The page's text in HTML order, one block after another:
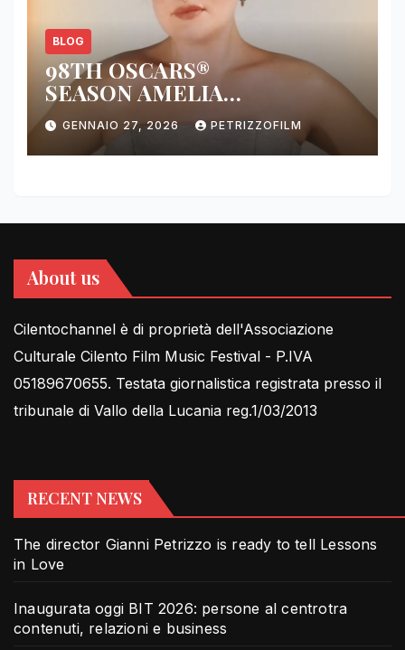
BLOG
98TH OSCARS®
SEASON AMELIA
DIMOLDENBERG RETURNS
FOR THIRD YEAR
GENNAIO 27, 2026 PETRIZZOFILM
About us
Cilentochannel è di proprietà dell'Associazione
Culturale Cilento Film Music Festival - P.IVA
05189670655. Testata giornalistica registrata presso il
tribunale di Vallo della Lucania reg.1/03/2013
RECENT NEWS
The director Gianni Petrizzo is ready to tell Lessons
in Love
Inaugurata oggi BIT 2026: persone al centrotra
contenuti, relazioni e business